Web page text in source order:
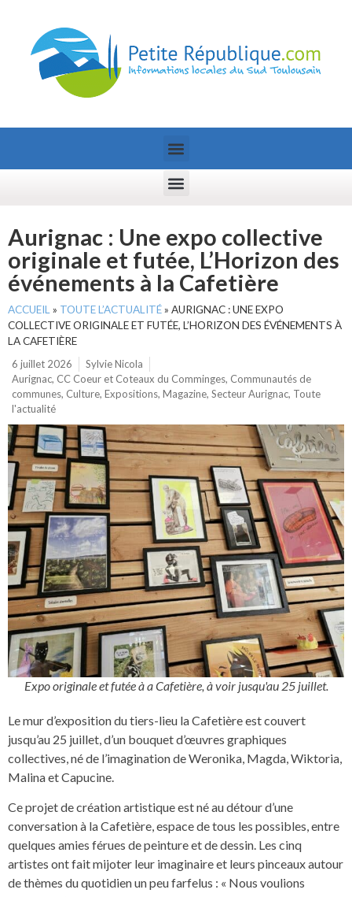
Aurignac : Une expo collective
originale et futée, L’Horizon des
événements à la Cafetière
ACCUEIL » TOUTE L’ACTUALITÉ» AURIGNAC : UNE EXPO
COLLECTIVE ORIGINALE ET FUTÉE, L’HORIZON DES ÉVÉNEMENTS À
LA CAFETIÈRE
6 juillet 2026
Sylvie Nicola
Aurignac, CC Coeur et Coteaux du Comminges, Communautés de
communes, Culture, Expositions, Magazine, Secteur Aurignac, Toute
l'actualité
Expo originale et futée à a Cafetière, à voir jusqu'au 25 juillet.
Le mur d’exposition du tiers-lieu la Cafetière est couvert
jusqu’au 25 juillet, d’un bouquet d’œuvres graphiques
collectives, né de l’imagination de Weronika, Magda, Wiktoria,
Malina et Capucine.
Ce projet de création artistique est né au détour d’une
conversation à la Cafetière, espace de tous les possibles, entre
quelques amies férues de peinture et de dessin. Les cinq
artistes ont fait mijoter leur imaginaire et leurs pinceaux autour
de thèmes du quotidien un peu farfelus : « Nous voulions